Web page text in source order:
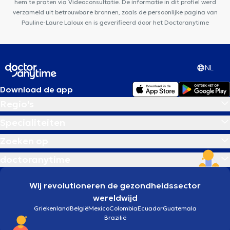
hem te praten via Videoconsultatie. De informatie in dit profiel werd
verzameld uit betrouwbare bronnen, zoals de persoonlijke pagina van
Pauline-Laure Laloux en is geverifieerd door het Doctoranytime
NL
Download de app
Wij revolutioneren de gezondheidssector
wereldwijd
GriekenlandBelgiëMexicoColombiaEcuadorGuatemala
Brazilië